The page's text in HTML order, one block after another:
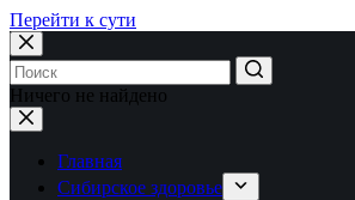
Перейти к сути
Ничего не найдено
Главная
Сибирское здоровье